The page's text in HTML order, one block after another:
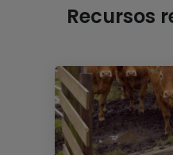
Recursos